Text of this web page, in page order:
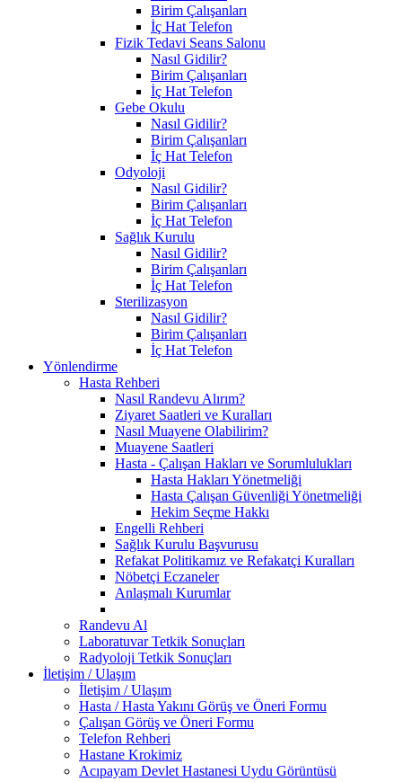
Birim Çalışanları
İç Hat Telefon
Fizik Tedavi Seans Salonu
Nasıl Gidilir?
Birim Çalışanları
İç Hat Telefon
Gebe Okulu
Nasıl Gidilir?
Birim Çalışanları
İç Hat Telefon
Odyoloji
Nasıl Gidilir?
Birim Çalışanları
İç Hat Telefon
Sağlık Kurulu
Nasıl Gidilir?
Birim Çalışanları
İç Hat Telefon
Sterilizasyon
Nasıl Gidilir?
Birim Çalışanları
İç Hat Telefon
Yönlendirme
Hasta Rehberi
Nasıl Randevu Alırım?
Ziyaret Saatleri ve Kuralları
Nasıl Muayene Olabilirim?
Muayene Saatleri
Hasta - Çalışan Hakları ve Sorumlulukları
Hasta Hakları Yönetmeliği
Hasta Çalışan Güvenliği Yönetmeliği
Hekim Seçme Hakkı
Engelli Rehberi
Sağlık Kurulu Başvurusu
Refakat Politikamız ve Refakatçi Kuralları
Nöbetçi Eczaneler
Anlaşmalı Kurumlar
Randevu Al
Laboratuvar Tetkik Sonuçları
Radyoloji Tetkik Sonuçları
İletişim / Ulaşım
İletişim / Ulaşım
Hasta / Hasta Yakını Görüş ve Öneri Formu
Çalışan Görüş ve Öneri Formu
Telefon Rehberi
Hastane Krokimiz
Acıpayam Devlet Hastanesi Uydu Görüntüsü